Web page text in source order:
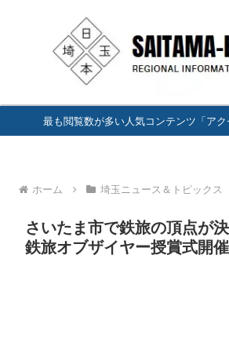
最も閲覧数が多い人気コンテンツ「アク
ホーム 埼玉ニュース＆トピックス
さいたま市で鉄旅の頂点が
鉄旅オブザイヤー授賞式開催